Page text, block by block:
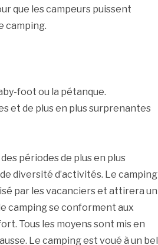
que les campeurs puissent
camping.
foot ou la pétanque.
et de plus en plus surprenantes
périodes de plus en plus
diversité d’activités. Le camping
par les vacanciers et attirera un
camping se conforment aux
Tous les moyens sont mis en
Le camping est voué à un bel